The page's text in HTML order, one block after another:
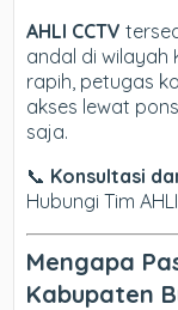
AHLI CCTV
andal di wilayah
rapih, petugas
akses lewat
saja.
📞 Konsultasi
Hubungi Tim
Mengapa
Kabupaten